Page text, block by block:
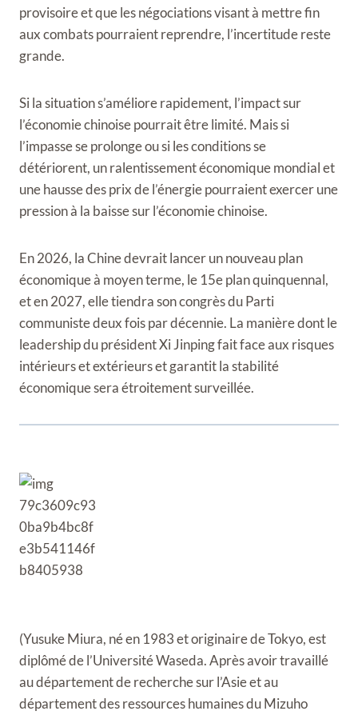
provisoire et que les négociations visant à mettre fin
aux combats pourraient reprendre, l’incertitude reste
grande.
Si la situation s’améliore rapidement, l’impact sur
l’économie chinoise pourrait être limité. Mais si
l’impasse se prolonge ou si les conditions se
détériorent, un ralentissement économique mondial et
une hausse des prix de l’énergie pourraient exercer une
pression à la baisse sur l’économie chinoise.
En 2026, la Chine devrait lancer un nouveau plan
économique à moyen terme, le 15e plan quinquennal,
et en 2027, elle tiendra son congrès du Parti
communiste deux fois par décennie. La manière dont le
leadership du président Xi Jinping fait face aux risques
intérieurs et extérieurs et garantit la stabilité
économique sera étroitement surveillée.
(Yusuke Miura, né en 1983 et originaire de Tokyo, est
diplômé de l’Université Waseda. Après avoir travaillé
au département de recherche sur l’Asie et au
département des ressources humaines du Mizuho